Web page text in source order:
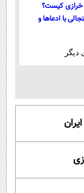
خرازی کیست؟
با ادعاها و
دیگر